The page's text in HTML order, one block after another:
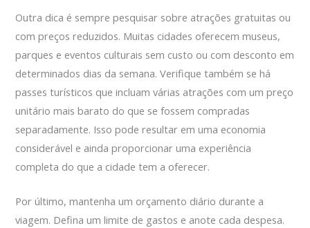
Outra dica é sempre pesquisar sobre atrações gratuitas ou
com preços reduzidos. Muitas cidades oferecem museus,
parques e eventos culturais sem custo ou com desconto em
determinados dias da semana. Verifique também se há
passes turísticos que incluam várias atrações com um preço
unitário mais barato do que se fossem compradas
separadamente. Isso pode resultar em uma economia
considerável e ainda proporcionar uma experiência
completa do que a cidade tem a oferecer.
Por último, mantenha um orçamento diário durante a
viagem. Defina um limite de gastos e anote cada despesa.